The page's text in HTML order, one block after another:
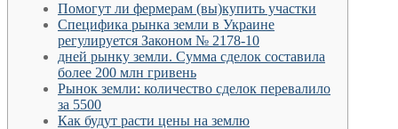
Помогут ли фермерам (вы)купить участки
Специфика рынка земли в Украине
регулируется Законом № 2178-10
дней рынку земли. Сумма сделок составила
более 200 млн гривень
Рынок земли: количество сделок перевалило
за 5500
Как будут расти цены на землю